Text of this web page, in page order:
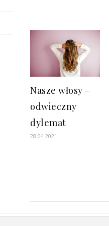
Nasze włosy –
odwieczny
dylemat
28.04.2021